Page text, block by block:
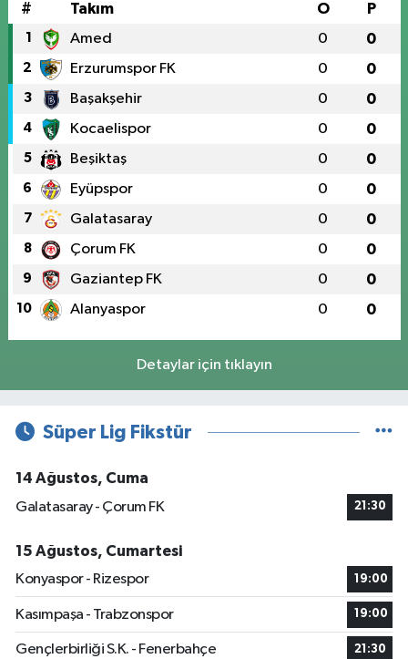
# Takım O P
1 Amed 0 0
2 Erzurumspor FK 0 0
3 Başakşehir 0 0
4 Kocaelispor 0 0
5 Beşiktaş 0 0
6 Eyüpspor 0 0
7 Galatasaray 0 0
8 Çorum FK 0 0
9 Gaziantep FK 0 0
10 Alanyaspor 0 0
Detaylar için tıklayın
Süper Lig Fikstür
14 Ağustos, Cuma
Galatasaray - Çorum FK
21:30
15 Ağustos, Cumartesi
Konyaspor - Rizespor
19:00
Kasımpaşa - Trabzonspor 19:00
Gençlerbirliği S.K. - Fenerbahçe 21:30